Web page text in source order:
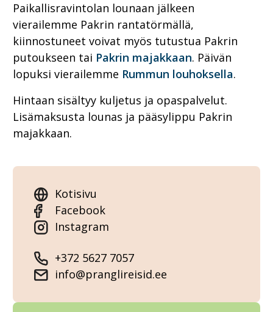
Paikallisravintolan lounaan jälkeen
vierailemme Pakrin rantatörmällä,
kiinnostuneet voivat myös tutustua Pakrin
putoukseen tai Pakrin majakkaan. Päivän
lopuksi vierailemme Rummun louhoksella.
Hintaan sisältyy kuljetus ja opaspalvelut.
Lisämaksusta lounas ja pääsylippu Pakrin
majakkaan.
Kotisivu
Facebook
Instagram
+372 5627 7057
info@pranglireisid.ee